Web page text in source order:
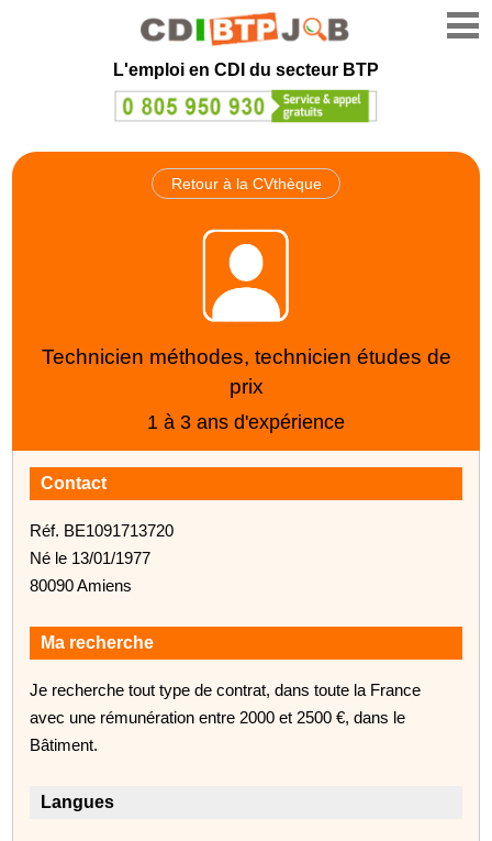
L'emploi en CDI du secteur BTP
Retour à la CVthèque
Technicien méthodes, technicien études de
prix
1 à 3 ans d'expérience
Contact
Réf. BE1091713720
Né le 13/01/1977
80090 Amiens
Ma recherche
Je recherche tout type de contrat, dans toute la France
avec une rémunération entre 2000 et 2500 €, dans le
Bâtiment.
Langues